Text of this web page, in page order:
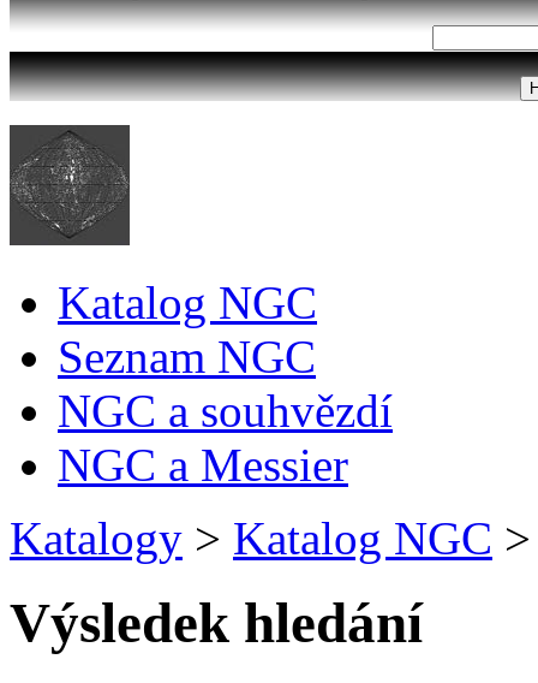
Katalog NGC
Seznam NGC
NGC a souhvězdí
NGC a Messier
Katalogy > Katalog NGC >
Výsledek hledání